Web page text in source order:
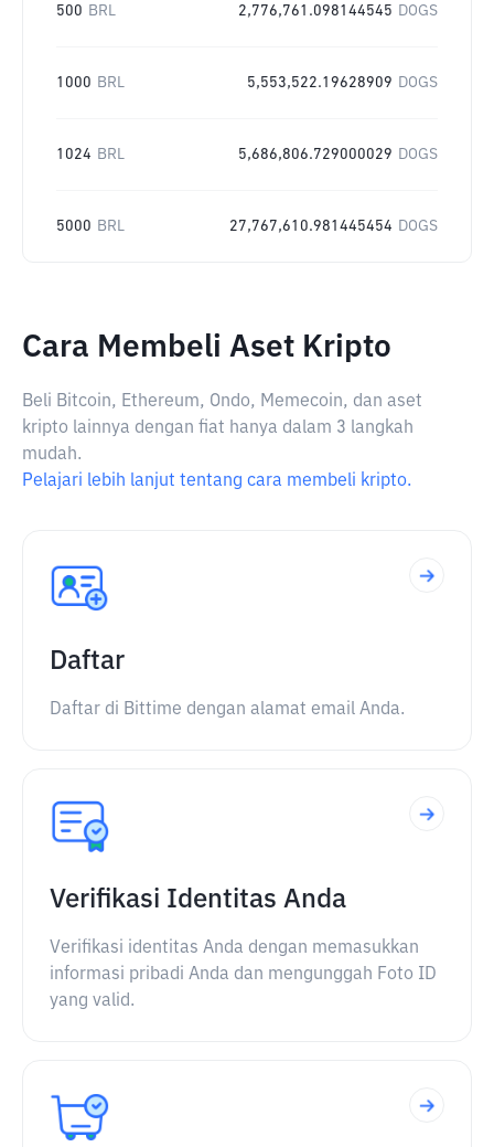
500 BRL 2,776,761.098144545 DOGS
1000 BRL 5,553,522.19628909 DOGS
1024 BRL 5,686,806.729000029 DOGS
5000 BRL 27,767,610.981445454 DOGS
Cara Membeli Aset Kripto
Beli Bitcoin, Ethereum, Ondo, Memecoin, dan aset
kripto lainnya dengan fiat hanya dalam 3 langkah
mudah.
Pelajari lebih lanjut tentang cara membeli kripto.
Daftar
Daftar di Bittime dengan alamat email Anda.
Verifikasi Identitas Anda
Verifikasi identitas Anda dengan memasukkan
informasi pribadi Anda dan mengunggah Foto ID
yang valid.